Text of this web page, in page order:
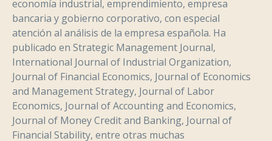
economía industrial, emprendimiento, empresa
bancaria y gobierno corporativo, con especial
atención al análisis de la empresa española. Ha
publicado en Strategic Management Journal,
International Journal of Industrial Organization,
Journal of Financial Economics, Journal of Economics
and Management Strategy, Journal of Labor
Economics, Journal of Accounting and Economics,
Journal of Money Credit and Banking, Journal of
Financial Stability, entre otras muchas